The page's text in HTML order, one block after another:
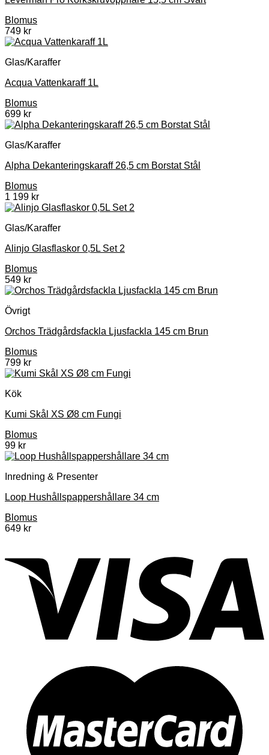
Blomus
749 kr
Glas/Karaffer
Acqua Vattenkaraff 1L
Blomus
699 kr
Glas/Karaffer
Alpha Dekanteringskaraff 26,5 cm Borstat Stål
Blomus
1 199 kr
Glas/Karaffer
Alinjo Glasflaskor 0,5L Set 2
Blomus
549 kr
Övrigt
Orchos Trädgårdsfackla Ljusfackla 145 cm Brun
Blomus
799 kr
Kök
Kumi Skål XS Ø8 cm Fungi
Blomus
99 kr
Inredning & Presenter
Loop Hushållspappershållare 34 cm
Blomus
649 kr